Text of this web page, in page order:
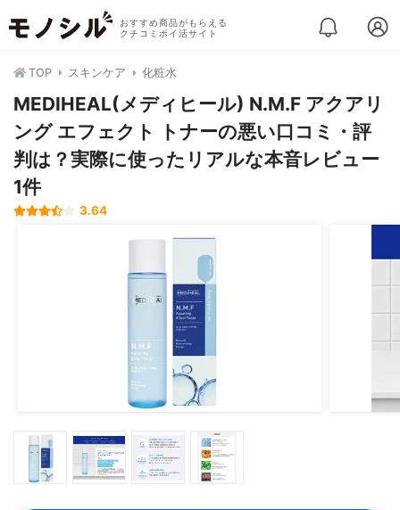
おすすめ商品がもらえる
クチコミポイ活サイト
TOP スキンケア 化粧水
MEDIHEAL(メディヒール) N.M.F アクアリ
ング エフェクト トナーの悪い口コミ・評
判は？実際に使ったリアルな本音レビュー
1件
3.64